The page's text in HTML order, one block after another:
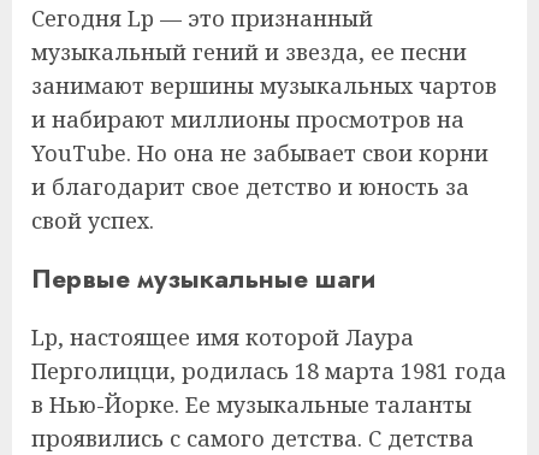
Сегодня Lp — это признанный
музыкальный гений и звезда, ее песни
занимают вершины музыкальных чартов
и набирают миллионы просмотров на
YouTube. Но она не забывает свои корни
и благодарит свое детство и юность за
свой успех.
Первые музыкальные шаги
Lp, настоящее имя которой Лаура
Перголицци, родилась 18 марта 1981 года
в Нью-Йорке. Ее музыкальные таланты
проявились с самого детства. С детства